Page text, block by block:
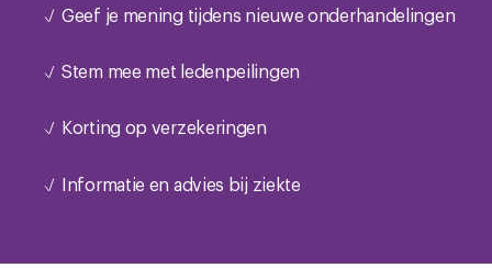
Geef je mening tijdens nieuwe onderhandelingen
Stem mee met ledenpeilingen
Korting op verzekeringen
Informatie en advies bij ziekte